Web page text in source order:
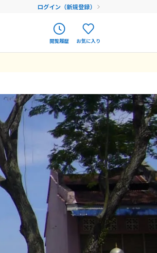
ログイン（新規登録）
ンド
リー
ランド
ニア
ア
ニア
ー諸島
閲覧履歴
ん
お気に入り
せん